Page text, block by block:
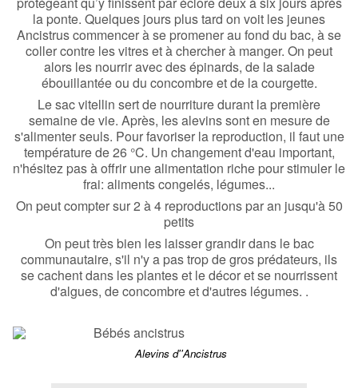
la ponte. Quelques jours plus tard on voit les jeunes
Ancistrus commencer à se promener au fond du bac, à se
coller contre les vitres et à chercher à manger. On peut
alors les nourrir avec des épinards, de la salade
ébouillantée ou du concombre et de la courgette.
Le sac vitellin sert de nourriture durant la première
semaine de vie. Après, les alevins sont en mesure de
s'alimenter seuls. Pour favoriser la reproduction, il faut une
température de 26 °C. Un changement d'eau important,
n'hésitez pas à offrir une alimentation riche pour stimuler le
frai: aliments congelés, légumes...
On peut compter sur 2 à 4 reproductions par an jusqu'à 50
petits
On peut très bien les laisser grandir dans le bac
communautaire, s'il n'y a pas trop de gros prédateurs, ils
se cachent dans les plantes et le décor et se nourrissent
d'algues, de concombre et d'autres légumes. .
Alevins d''Ancistrus